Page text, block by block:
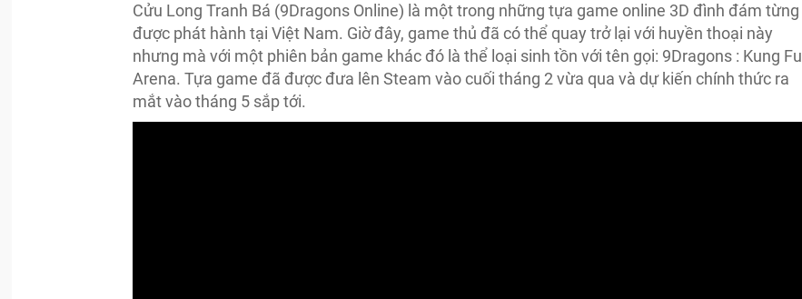
Cửu Long Tranh Bá (9Dragons Online) là một trong những tựa game online 3D đình đám từng
được phát hành tại Việt Nam. Giờ đây, game thủ đã có thể quay trở lại với huyền thoại này
nhưng mà với một phiên bản game khác đó là thể loại sinh tồn với tên gọi: 9Dragons : Kung Fu
Arena. Tựa game đã được đưa lên Steam vào cuối tháng 2 vừa qua và dự kiến chính thức ra
mắt vào tháng 5 sắp tới.